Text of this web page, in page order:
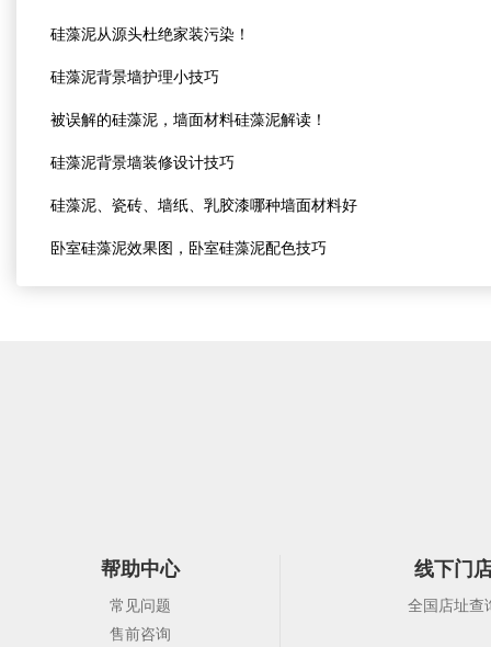
硅藻泥从源头杜绝家装污染！
硅藻泥背景墙护理小技巧
被误解的硅藻泥，墙面材料硅藻泥解读！
硅藻泥背景墙装修设计技巧
硅藻泥、瓷砖、墙纸、乳胶漆哪种墙面材料好
卧室硅藻泥效果图，卧室硅藻泥配色技巧
帮助中心
常见问题
售前咨询
线下门
全国店址查